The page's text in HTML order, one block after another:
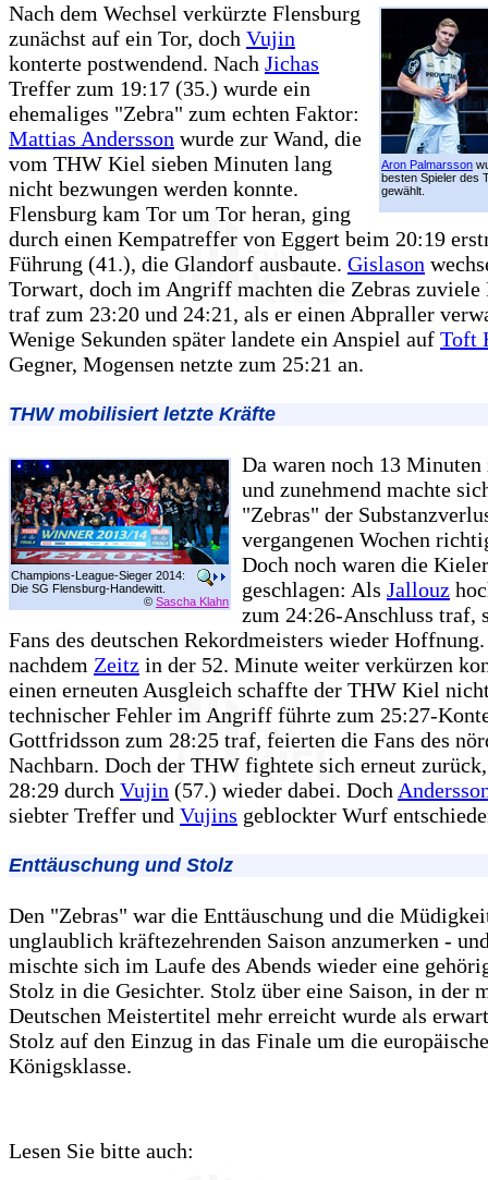
Aron Palmarsson
besten Spieler des
gewählt.
Nach dem Wechsel verkürzte Flensburg
zunächst auf ein Tor, doch Vujin
konterte postwendend. Nach Jichas
Treffer zum 19:17 (35.) wurde ein
ehemaliges "Zebra" zum echten Faktor:
Mattias Andersson wurde zur Wand, die
vom THW Kiel sieben Minuten lang
nicht bezwungen werden konnte.
Flensburg kam Tor um Tor heran, ging
durch einen Kempatreffer von Eggert beim 20:19
Führung (41.), die Glandorf ausbaute. Gislason
Torwart, doch im Angriff machten die Zebras zuviele
traf zum 23:20 und 24:21, als er einen Abpraller
Wenige Sekunden später landete ein Anspiel auf Toft
Gegner, Mogensen netzte zum 25:21 an.
THW mobilisiert letzte Kräfte
Champions-League-Sieger 2014:
Die SG Flensburg-Handewitt.
© Sascha Klahn
Da waren noch 13 Minuten
und zunehmend machte
"Zebras" der
vergangenen Wochen
Doch noch waren die
geschlagen: Als Jallouz
zum 24:26-Anschluss traf,
Fans des deutschen Rekordmeisters wieder
nachdem Zeitz in der 52. Minute weiter verkürzen
einen erneuten Ausgleich schaffte der THW Kiel
technischer Fehler im Angriff führte zum 25:27-
Gottfridsson zum 28:25 traf, feierten die Fans des
Nachbarn. Doch der THW fightete sich erneut
28:29 durch Vujin (57.) wieder dabei. Doch
siebter Treffer und Vujins geblockter Wurf
Enttäuschung und Stolz
Den "Zebras" war die Enttäuschung und die
unglaublich kräftezehrenden Saison anzumerken -
mischte sich im Laufe des Abends wieder eine
Stolz in die Gesichter. Stolz über eine Saison, in der
Deutschen Meistertitel mehr erreicht wurde als
Stolz auf den Einzug in das Finale um die europäische
Königsklasse.
Lesen Sie bitte auch: